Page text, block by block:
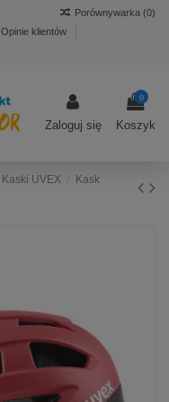
Opinie klientów
Porównywarka (0)
Zaloguj się
0
Koszyk
Kaski UVEX
Kask